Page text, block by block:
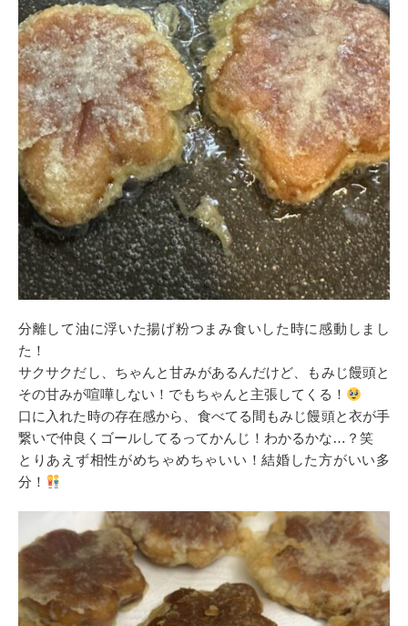
分離して油に浮いた揚げ粉つまみ食いした時に感動しまし
た！
サクサクだし、ちゃんと甘みがあるんだけど、もみじ饅頭と
その甘みが喧嘩しない！でもちゃんと主張してくる！
口に入れた時の存在感から、食べてる間もみじ饅頭と衣が手
繋いで仲良くゴールしてるってかんじ！わかるかな…？笑
とりあえず相性がめちゃめちゃいい！結婚した方がいい多
分！